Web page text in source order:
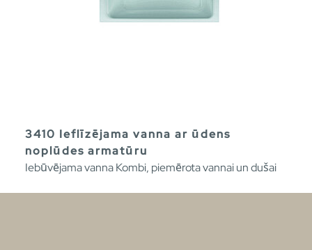
3410 Ieflīzējama vanna ar ūdens
noplūdes armatūru
Iebūvējama vanna Kombi, piemērota vannai un dušai